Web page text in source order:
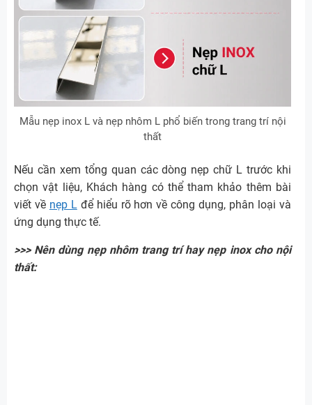
Mẫu nẹp inox L và nẹp nhôm L phổ biến trong trang trí nội
thất
Nếu cần xem tổng quan các dòng nẹp chữ L trước khi
chọn vật liệu, Khách hàng có thể tham khảo thêm bài
viết về nẹp L để hiểu rõ hơn về công dụng, phân loại và
ứng dụng thực tế.
>>> Nên dùng nẹp nhôm trang trí hay nẹp inox cho nội
thất: